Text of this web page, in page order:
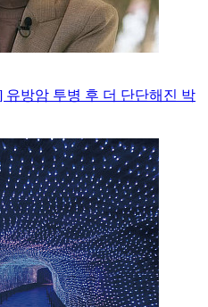
유방암 투병 후 더 단단해진 박